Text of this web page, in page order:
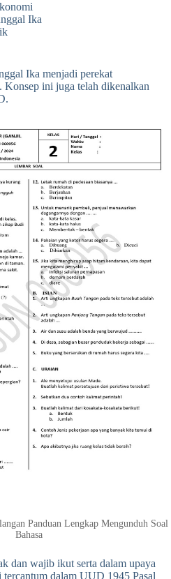
Ika
Ika menjadi perekat
Konsep ini juga telah dikenalkan
Panduan Lengkap Mengunduh Soal
Bahasa
dan wajib ikut serta dalam upaya
dalam UUD 1945 Pasal